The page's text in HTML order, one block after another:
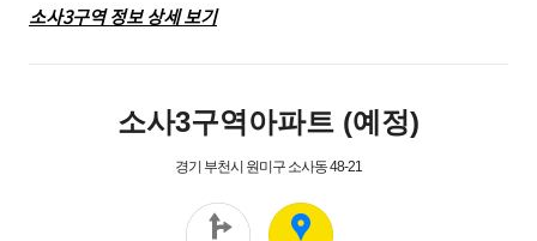
소사3구역 정보 상세 보기